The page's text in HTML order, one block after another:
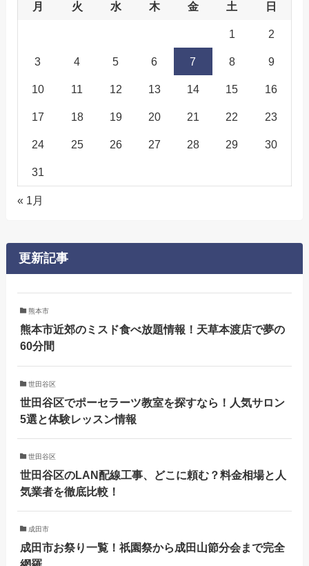
月 火 水 木 金 土 日
1 2
3 4 5 6 7 8 9
10 11 12 13 14 15 16
17 18 19 20 21 22 23
24 25 26 27 28 29 30
31
« 1月
更新記事
熊本市
熊本市近郊のミスド食べ放題情報！天草本渡店で夢の
60分間
世田谷区
世田谷区でポーセラーツ教室を探すなら！人気サロン
5選と体験レッスン情報
世田谷区
世田谷区のLAN配線工事、どこに頼む？料金相場と人
気業者を徹底比較！
成田市
成田市お祭り一覧！祇園祭から成田山節分会まで完全